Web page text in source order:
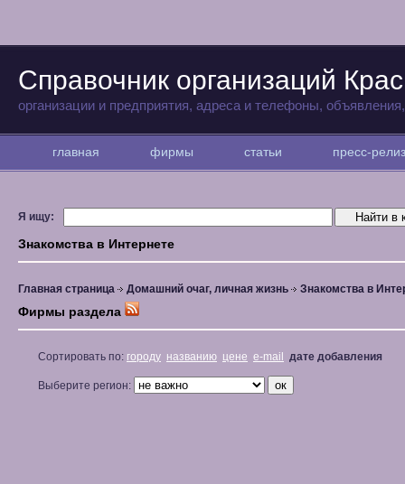
Справочник организаций
организации и предприятия, адреса и телефоны,
главная фирмы статьи пресс-
Я ищу:
Знакомства в Интернете
Главная страница Домашний очаг, личная жизнь Знакомства в
Фирмы раздела
Сортировать по: городу названию цене e-mail дате добавления
Выберите регион: